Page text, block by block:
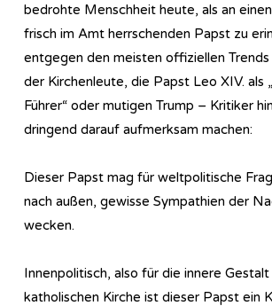
bedrohte Menschheit heute, als an
frisch im Amt herrschenden Papst zu
entgegen den meisten offiziellen Trends
der Kirchenleute, die Papst Leo XIV. als
Führer“ oder mutigen Trump – Kritiker
dringend darauf aufmerksam machen:
Dieser Papst mag für weltpolitische
nach außen, gewisse Sympathien der
wecken.
Innenpolitisch, also für die innere
katholischen Kirche ist dieser Papst ein